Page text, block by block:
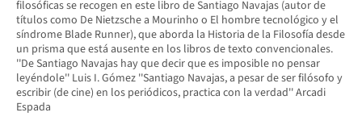
filosóficas se recogen en este libro de Santiago Navajas (autor de
títulos como De Nietzsche a Mourinho o El hombre tecnológico y el
síndrome Blade Runner), que aborda la Historia de la Filosofía desde
un prisma que está ausente en los libros de texto convencionales.
''De Santiago Navajas hay que decir que es imposible no pensar
leyéndole'' Luis I. Gómez ''Santiago Navajas, a pesar de ser filósofo y
escribir (de cine) en los periódicos, practica con la verdad'' Arcadi
Espada